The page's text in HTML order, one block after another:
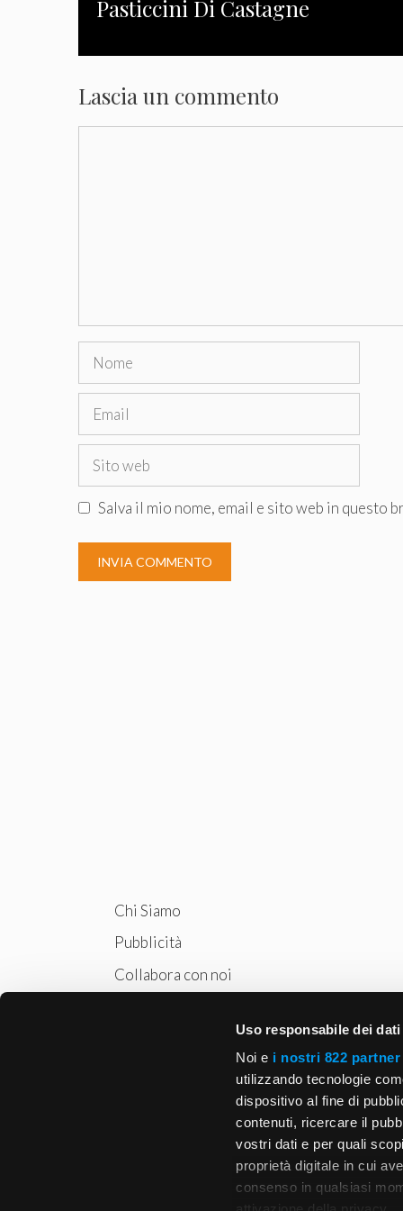
Uso responsabile dei dati
Noi e i nostri 822 partner
utilizzando tecnologie
dispositivo al fine di
contenuti, ricercare il
vostri dati e per quali
proprietà digitale in cui
consenso in qualsiasi
Pasticcini Di Castagne
Lascia un commento
Nome
Email
Sito
Salva il mio nome, email e sito web in questo
Chi Siamo
Pubblicità
Collabora con noi